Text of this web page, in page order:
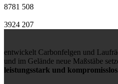
8781 508
3924 207
entwickelt Carbonfelgen und
und im Gelände neue Maßstäbe
leistungsstark und